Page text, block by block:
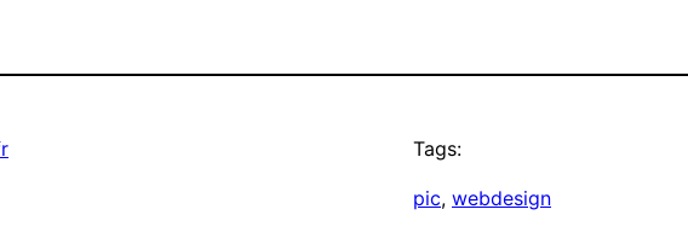
Tags:
pic, webdesign